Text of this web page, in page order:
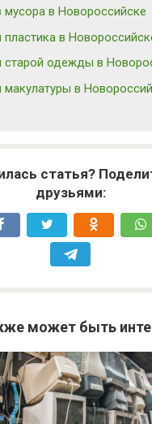
в Новороссийске
в
старой одежды в
макулатуры в
статья?
друзьями:
может быть